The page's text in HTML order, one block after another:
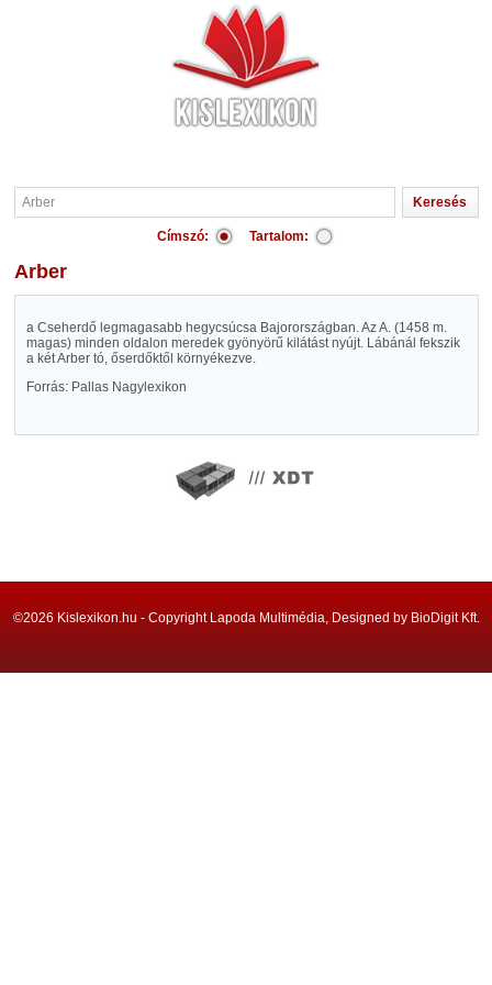
Címszó: Tartalom:
Arber
a Cseherdő legmagasabb hegycsúcsa Bajorországban. Az A. (1458 m.
magas) minden oldalon meredek gyönyörű kilátást nyújt. Lábánál fekszik
a két Arber tó, őserdőktől környékezve.
Forrás: Pallas Nagylexikon
©2026 Kislexikon.hu - Copyright Lapoda Multimédia, Designed by BioDigit Kft.